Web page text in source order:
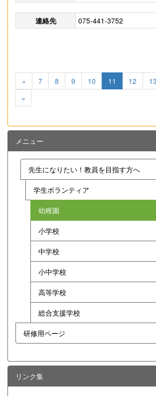
連絡先 075-441-3752
« 7 8 9 10 11 12 13
»
メニュー
先生になりたい！教員を目指す方へ
学生ボランティア
幼稚園
小学校
中学校
小中学校
高等学校
総合支援学校
研修用ページ
リンク集